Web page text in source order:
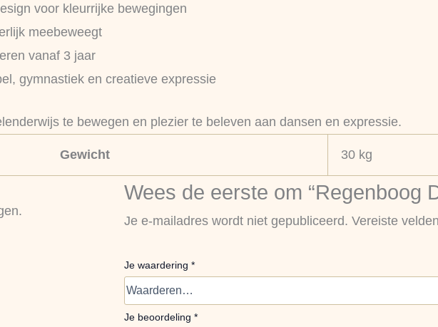
voor kleurrijke bewegingen
meebeweegt
vanaf 3 jaar
gymnastiek en creatieve expressie
te bewegen en plezier te beleven aan dansen en expressie.
Gewicht 30 kg
Wees de eerste om “Regenboog
Je e-mailadres wordt niet gepubliceerd. Vereiste
Je waardering *
Je beoordeling *